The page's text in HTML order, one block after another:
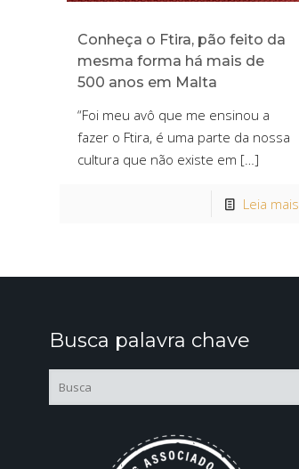
Conheça o Ftira, pão feito da
mesma forma há mais de
500 anos em Malta
“Foi meu avô que me ensinou a
fazer o Ftira, é uma parte da nossa
cultura que não existe em […]
Leia mais
Busca palavra chave